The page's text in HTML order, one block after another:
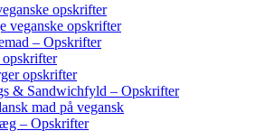
opskrifter
veganske opskrifter
– Opskrifter
opskrifter
& Sandwichfyld – Opskrifter
mad på vegansk
– Opskrifter